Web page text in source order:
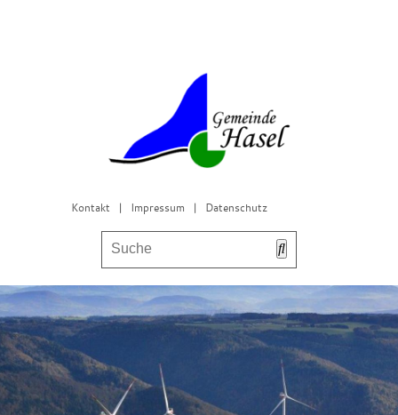
Kontakt | Impressum | Datenschutz
Bürgerservice & Gemeinderat
Leben in Hasel